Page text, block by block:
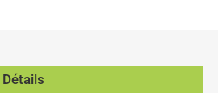
Détails